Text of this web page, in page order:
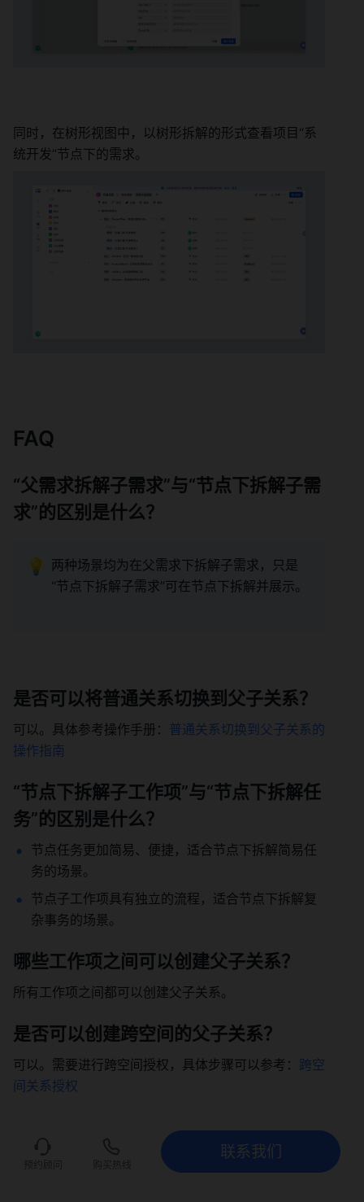
同时，在树形视图中，以树形拆解的形式查看项目“系
统开发”节点下的需求。
FAQ
“父需求拆解子需求”与“节点下拆解子需
求”的区别是什么？
💡
两种场景均为在父需求下拆解子需求，只是
是否可以将普通关系切换到父子关系？
可以。具体参考操作手册： 普通关系切换到父子关系的
操作指南
“节点下拆解子工作项”与“节点下拆解任
务”的区别是什么？
节点任务更加简易、便捷，适合节点下拆解简易任
务的场景。
节点子工作项具有独立的流程，适合节点下拆解复
杂事务的场景。
哪些工作项之间可以创建父子关系？
所有工作项之间都可以创建父子关系。
是否可以创建跨空间的父子关系？
可以。需要进行跨空间授权，具体步骤可以参考： 跨空
间关系授权
为什么节点下未展示子工作项的入口？
需要在父工作项的详情页中，点击“模板升级”。
联系我们
预约顾问 购买热线
联系我们